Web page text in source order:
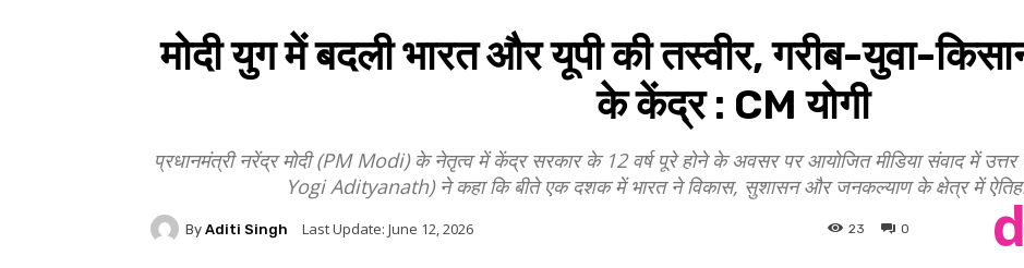
मोदी युग में बदली भारत और यूपी की तस्वीर, गरीब-युवा-
के केंद्र : CM योगी
प्रधानमंत्री नरेंद्र मोदी (PM Modi) के नेतृत्व में केंद्र सरकार के 12 वर्ष पूरे होने के अवसर पर आयोजित मीडिया संवाद में
Yogi Adityanath) ने कहा कि बीते एक दशक में भारत ने विकास, सुशासन और जनकल्याण के क्षेत्र में
By Aditi Singh Last Update: June 12, 2026 0
23